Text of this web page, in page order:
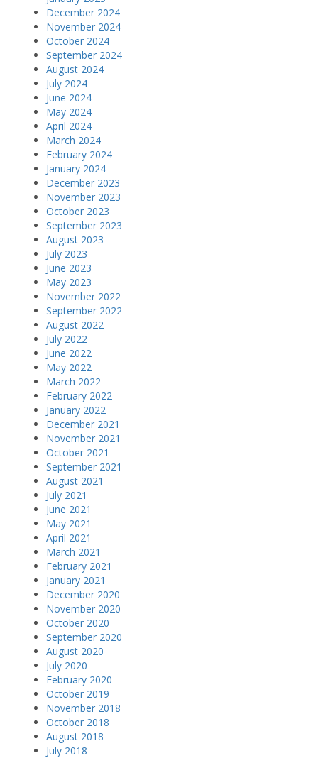
December 2024
November 2024
October 2024
September 2024
August 2024
July 2024
June 2024
May 2024
April 2024
March 2024
February 2024
January 2024
December 2023
November 2023
October 2023
September 2023
August 2023
July 2023
June 2023
May 2023
November 2022
September 2022
August 2022
July 2022
June 2022
May 2022
March 2022
February 2022
January 2022
December 2021
November 2021
October 2021
September 2021
August 2021
July 2021
June 2021
May 2021
April 2021
March 2021
February 2021
January 2021
December 2020
November 2020
October 2020
September 2020
August 2020
July 2020
February 2020
October 2019
November 2018
October 2018
August 2018
July 2018